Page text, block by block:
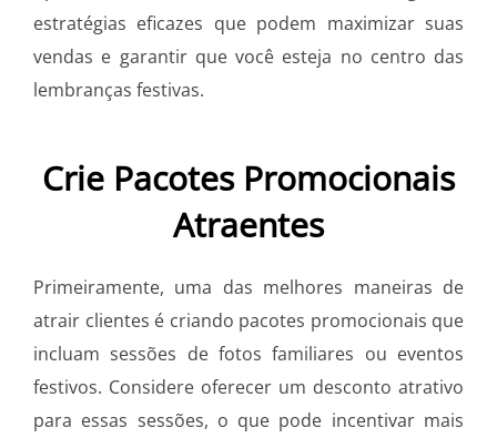
estratégias eficazes que podem maximizar suas
vendas e garantir que você esteja no centro das
lembranças festivas.
Crie Pacotes Promocionais
Atraentes
Primeiramente, uma das melhores maneiras de
atrair clientes é criando pacotes promocionais que
incluam sessões de fotos familiares ou eventos
festivos. Considere oferecer um desconto atrativo
para essas sessões, o que pode incentivar mais